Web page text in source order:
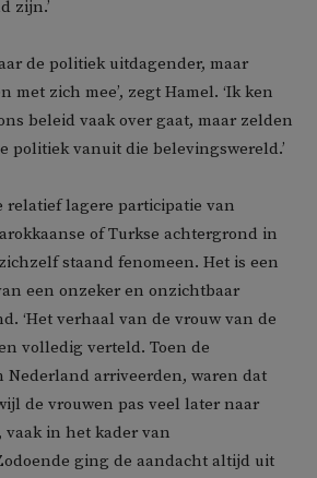
zijn.’
de politiek uitdagender, maar
met zich mee’, zegt Hamel. ‘Ik ken
beleid vaak over gaat, maar zelden
politiek vanuit die belevingswereld.’
relatief lagere participatie van
of Turkse achtergrond in
staand fenomeen. Het is een
een onzeker en onzichtbaar
‘Het verhaal van de vrouw van de
volledig verteld. Toen de
Nederland arriveerden, waren dat
de vrouwen pas veel later naar
in het kader van
ging de aandacht altijd uit